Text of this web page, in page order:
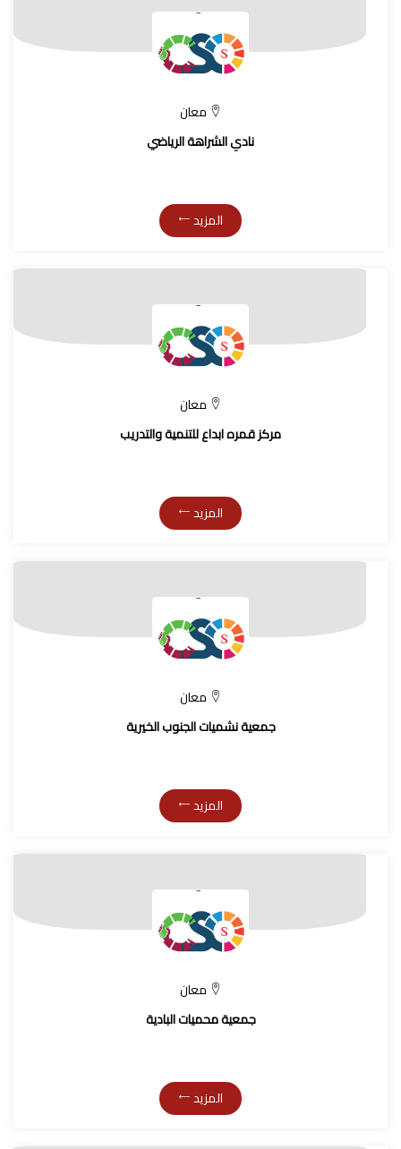
معان
نادي الشراهة الرياضي
المزيد
معان
مركز قمره ابداع للتنمية والتدريب
المزيد
معان
جمعية نشميات الجنوب الخيرية
المزيد
معان
جمعية محميات البادية
المزيد